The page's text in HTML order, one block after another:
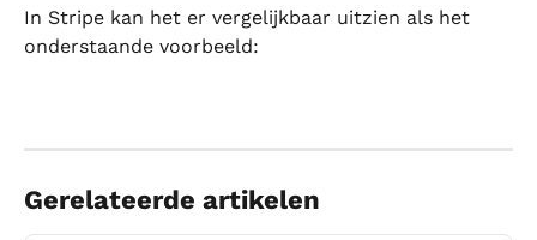
In Stripe kan het er vergelijkbaar uitzien als het
onderstaande voorbeeld:
Gerelateerde artikelen